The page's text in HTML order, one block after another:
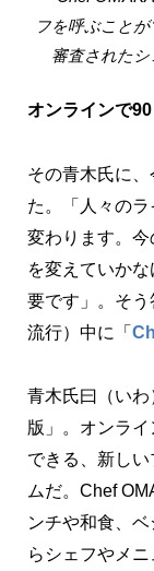
フを呼ぶこと
審査された
オンラインで
その青木氏に
た。「人々の
変わります。
を変えていか
要です」。そ
流行）中に「
青木氏曰（い
版」。オンラ
できる、新し
ムだ。Chef
ンチや和食、
らシェフやメ